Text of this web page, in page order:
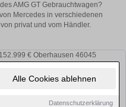
Alle Cookies ablehnen
Datenschutzerklärung
AMG GT Gebrauchtwagen?
Mercedes in verschiedenen
privat und vom Händler.